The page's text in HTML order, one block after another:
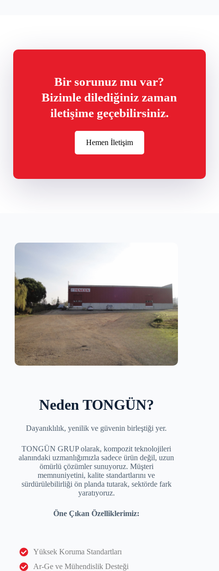
Bir sorunuz mu var?
Bizimle dilediğiniz zaman
iletişime geçebilirsiniz.
Hemen İletişim
Neden TONGÜN?
Dayanıklılık, yenilik ve güvenin birleştiği yer.
TONGÜN GRUP olarak, kompozit teknolojileri
alanındaki uzmanlığımızla sadece ürün değil, uzun
ömürlü çözümler sunuyoruz. Müşteri
memnuniyetini, kalite standartlarını ve
sürdürülebilirliği ön planda tutarak, sektörde fark
yaratıyoruz.
Öne Çıkan Özelliklerimiz:
Yüksek Koruma Standartları
Ar-Ge ve Mühendislik Desteği